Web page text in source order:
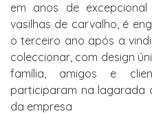
em anos de excepcional
vasilhas de carvalho, é
o terceiro ano após a
coleccionar, com design
família, amigos e
participaram na lagarada
da empresa